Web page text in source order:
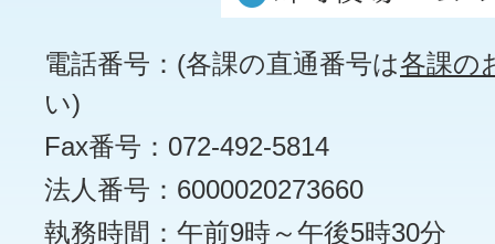
電話番号：(各課の直通番号は各課の
い)
Fax番号：072-492-5814
法人番号：6000020273660
執務時間：午前9時～午後5時30分